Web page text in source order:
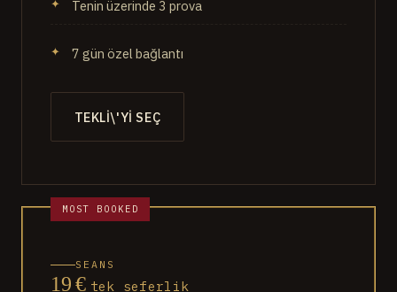
Tenin üzerinde 3 prova
7 gün özel bağlantı
TEKLI\'YI SEÇ
SEANS
19 € tek seferlik